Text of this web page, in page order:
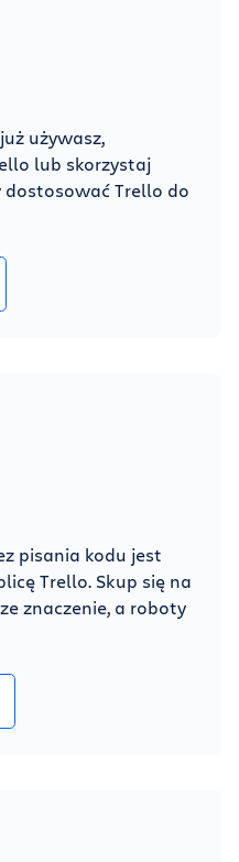
używasz,
lub skorzystaj
dostosować Trello do
pisania kodu jest
Trello. Skup się na
znaczenie, a roboty